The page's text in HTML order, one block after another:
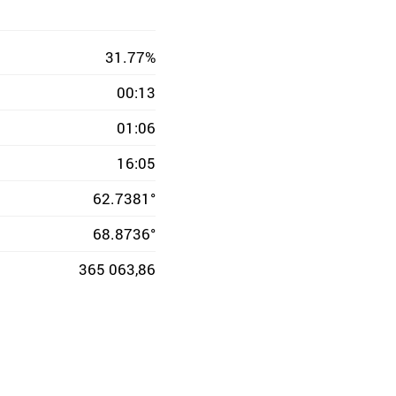
31.77%
00:13
01:06
16:05
62.7381°
68.8736°
365 063,86